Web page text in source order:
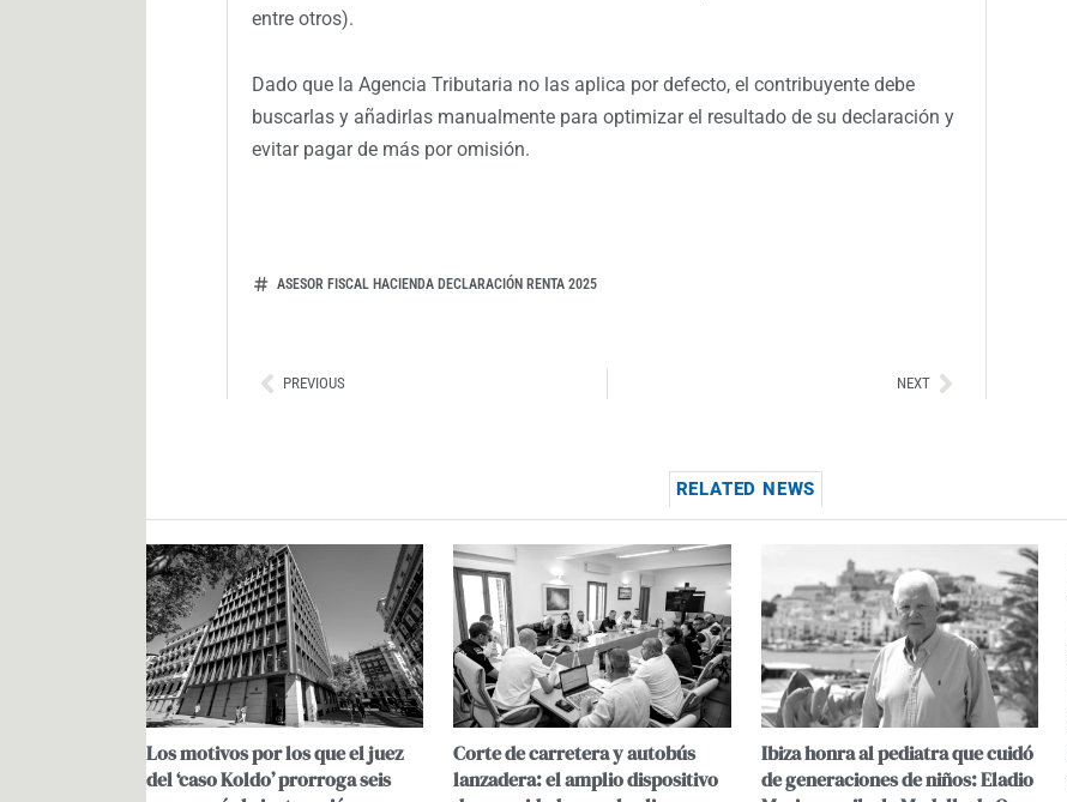
entre otros).
Dado que la Agencia Tributaria no las aplica por defecto, el contribuyente debe
buscarlas y añadirlas manualmente para optimizar el resultado de su declaración y
evitar pagar de más por omisión.
ASESOR FISCAL HACIENDA DECLARACIÓN RENTA 2025
AntPREVIOUS NEXTSiguiente
RELATED NEWS
Los motivos por los que el juez
del ‘caso Koldo’ prorroga seis
Corte de carretera y autobús
lanzadera: el amplio dispositivo
Ibiza honra al pediatra que cuidó
de generaciones de niños: Eladio